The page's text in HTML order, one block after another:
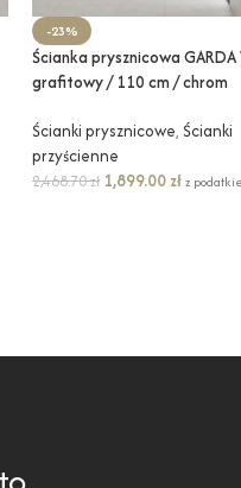
-23%
Ścianka prysznicowa GARDA
grafitowy / 110 cm / chrom
Ścianki prysznicowe, Ścianki
przyścienne
2,468.70zł 1,899.00 złz